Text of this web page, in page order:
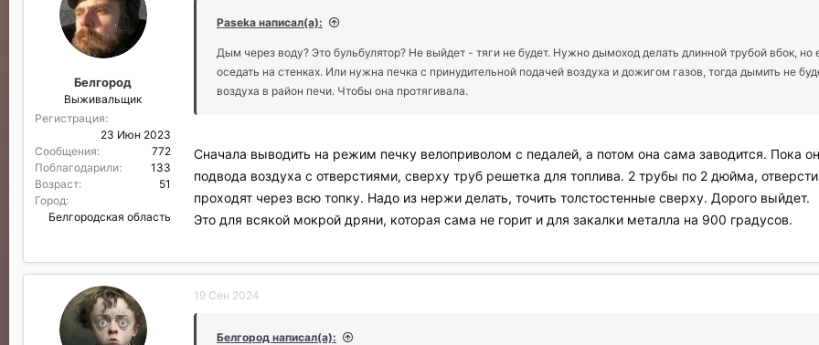
Белгород
Выживальщик
Регистрация
23 Июн 2023
Сообщения
772
Поблагодарили
133
Возраст
51
Город
Белгородская область
Paseka написал(а):
Дым через воду? Это бульбулятор? Не выйдет - тяги не будет. Нужно дымоход делать длинной трубой вбок,
оседать на стенках. Или нужна печка с принудительной подачей воздуха и дожигом газов, тогда дымить не
воздуха в район печи. Чтобы она протягивала.
Сначала выводить на режим печку велоприволом с педалей, а потом она сама заводится. Пока
подвода воздуха с отверстиями, сверху труб решетка для топлива. 2 трубы по 2 дюйма,
проходят через всю топку. Надо из нержи делать, точить толстостенные сверху. Дорого выйдет.
Это для всякой мокрой дряни, которая сама не горит и для закалки металла на 900 градусов.
19 Сен 2024
Белгород написал(а):